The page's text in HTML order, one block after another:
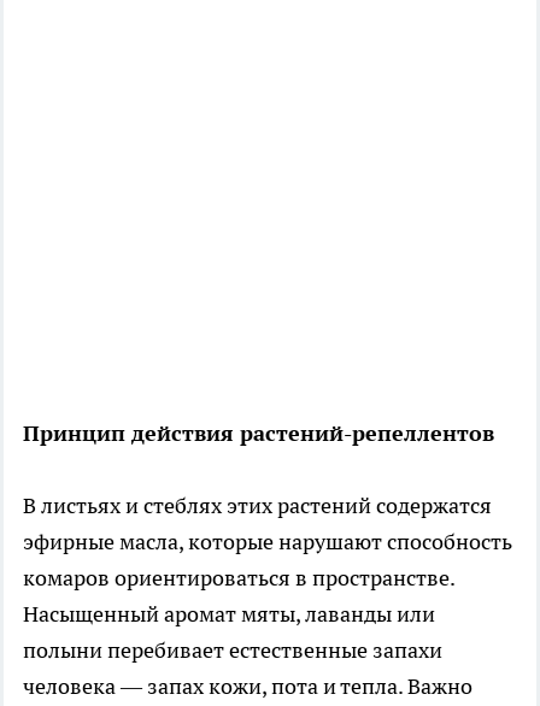
Принцип действия растений-репеллентов
В листьях и стеблях этих растений содержатся
эфирные масла, которые нарушают способность
комаров ориентироваться в пространстве.
Насыщенный аромат мяты, лаванды или
полыни перебивает естественные запахи
человека — запах кожи, пота и тепла. Важно